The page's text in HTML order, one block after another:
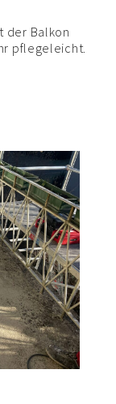
der Balkon
pflegeleicht.